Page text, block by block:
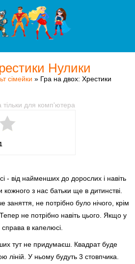
Нулики
сімейки » Гра на двох: Хрестики
тільки для комп'ютера
- від найменших до дорослих і навіть
кожного з нас батьки ще в дитинстві.
не потрібно було нічого, крім
не потрібно навіть цього. Якщо у
в капелюсі.
тут не придумаєш. Квадрат буде
У ньому будуть 3 стовпчика.